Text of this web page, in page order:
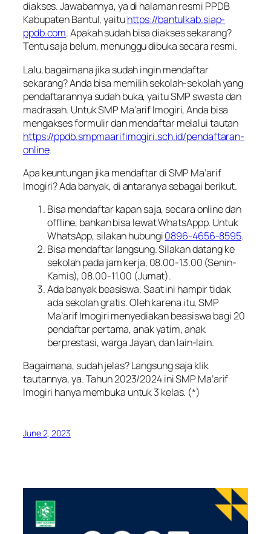
diakses. Jawabannya, ya di halaman resmi PPDB
Kabupaten Bantul, yaituhttps://bantulkab.siap-
ppdb.com. Apakah sudah bisa diakses sekarang?
Tentu saja belum, menunggu dibuka secara resmi.
Lalu, bagaimana jika sudah ingin mendaftar
sekarang? Anda bisa memilih sekolah-sekolah yang
pendaftarannya sudah buka, yaitu SMP swasta dan
madrasah. Untuk SMP Ma’arif Imogiri, Anda bisa
mengakses formulir dan mendaftar melalui tautan
https://ppdb.smpmaarifimogiri.sch.id/pendaftaran-
online.
Apa keuntungan jika mendaftar di SMP Ma’arif
Imogiri? Ada banyak, di antaranya sebagai berikut.
Bisa mendaftar kapan saja, secaraonlinedan
offline, bahkan bisa lewat WhatsAppp. Untuk
WhatsApp, silakan hubungi0896-4656-8595.
Bisa mendaftar langsung. Silakan datang ke
sekolah pada jam kerja, 08.00-13.00 (Senin-
Kamis), 08.00-11.00 (Jumat).
Ada banyak beasiswa. Saat ini hampir tidak
ada sekolah gratis. Oleh karena itu, SMP
Ma’arif Imogiri menyediakan beasiswa bagi 20
pendaftar pertama, anak yatim, anak
berprestasi, warga Jayan, dan lain-lain.
Bagaimana, sudah jelas? Langsung saja klik
tautannya, ya. Tahun 2023/2024 ini SMP Ma’arif
Imogiri hanya membuka untuk 3 kelas. (*)
June 2, 2023